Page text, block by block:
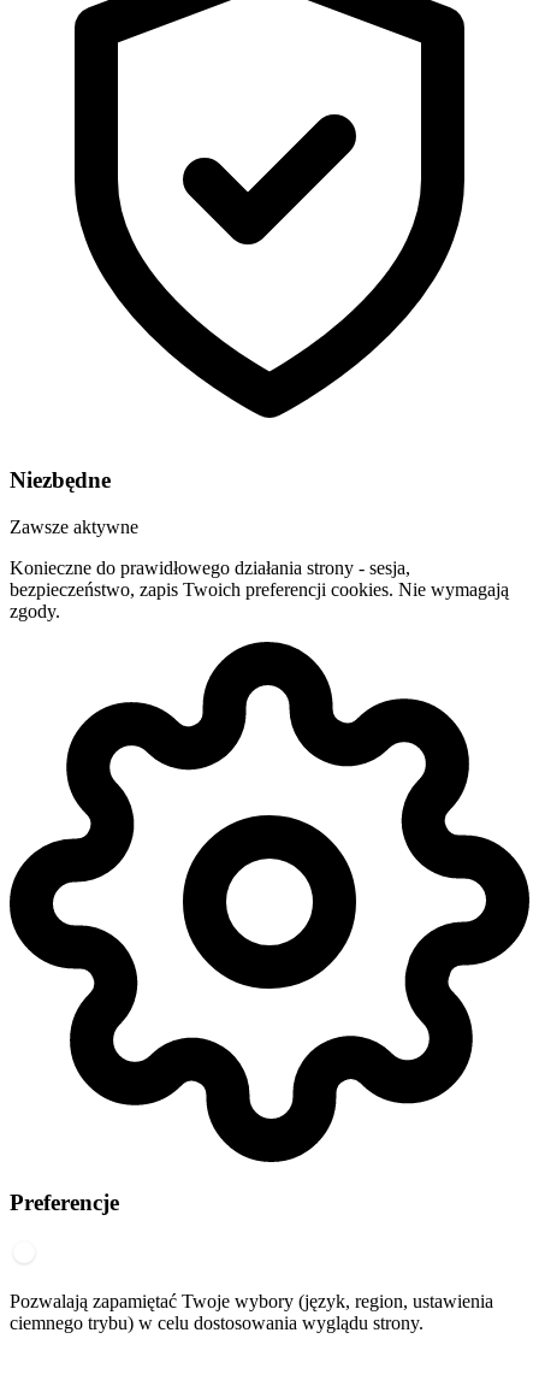
Niezbędne
Zawsze aktywne
Konieczne do prawidłowego działania strony - sesja,
bezpieczeństwo, zapis Twoich preferencji cookies. Nie wymagają
zgody.
Preferencje
Pozwalają zapamiętać Twoje wybory (język, region, ustawienia
ciemnego trybu) w celu dostosowania wyglądu strony.